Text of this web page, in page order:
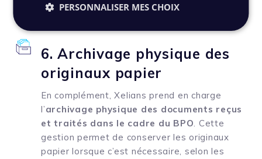
de conservation.
6. Archivage physique des
originaux papier
En complément, Xelians prend en charge
l’archivage physique des documents reçus
et traités dans le cadre du BPO. Cette
gestion permet de conserver les originaux
papier lorsque c’est nécessaire, selon les
PERSONNALISER MES CHOIX